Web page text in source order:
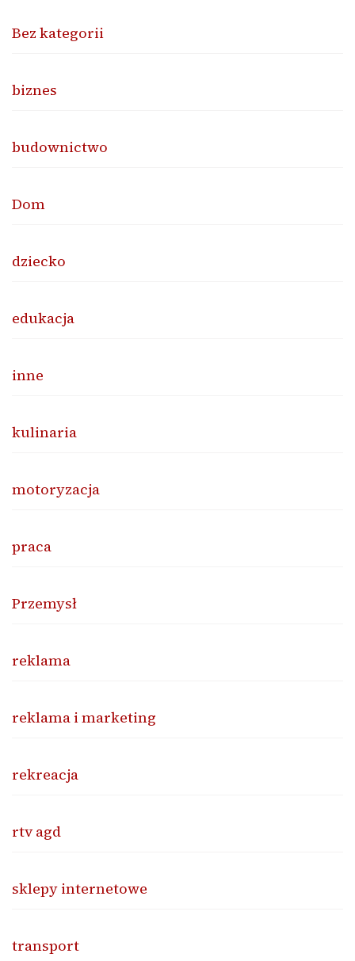
Bez kategorii
biznes
budownictwo
Dom
dziecko
edukacja
inne
kulinaria
motoryzacja
praca
Przemysł
reklama
reklama i marketing
rekreacja
rtv agd
sklepy internetowe
transport